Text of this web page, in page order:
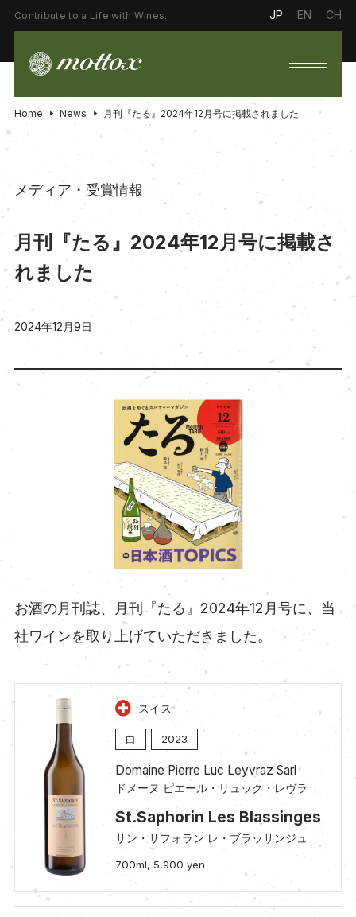
Contribute to a Life with Wines. JP EN CH
Home News 月刊『たる』2024年12月号に掲載されました
メディア・受賞情報
月刊『たる』2024年12月号に掲載さ
れました
2024年12月9日
お酒の月刊誌、月刊『たる』2024年12月号に、当
社ワインを取り上げていただきました。
スイス
白 2023
Domaine Pierre Luc Leyvraz Sarl
ドメーヌ ピエール・リュック・レヴラ
St.Saphorin Les Blassinges
サン・サフォラン レ・ブラッサンジュ
700ml, 5,900 yen